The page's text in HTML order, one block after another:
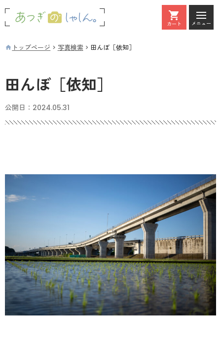
カート
カート メニュー
トップページ 写真検索 田んぼ［依知］
田んぼ［依知］
公開日： 2024.05.31